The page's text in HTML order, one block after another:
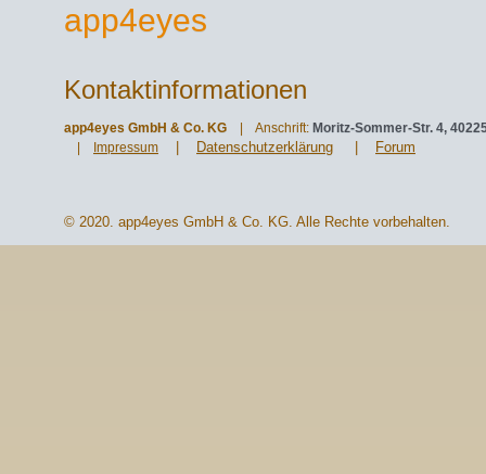
app4eyes
Kontaktinformationen
app4eyes GmbH & Co. KG | Anschrift: Moritz-Sommer-Str. 4,
|
Impressum Datenschutzerklärung Forum
© 2020. app4eyes GmbH & Co. KG. Alle Rechte vorbehalten.